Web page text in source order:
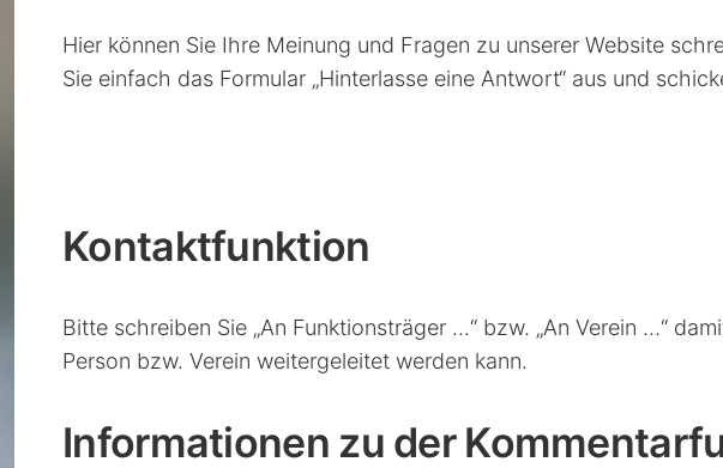
Kalender
Hier können Sie Ihre Meinung und Fragen zu unserer Website
Sie einfach das Formular „Hinterlasse eine Antwort“ aus und
Kontaktfunktion
Bitte schreiben Sie „An Funktionsträger …“ bzw. „An Verein …“
Person bzw. Verein weitergeleitet werden kann.
Informationen zu der